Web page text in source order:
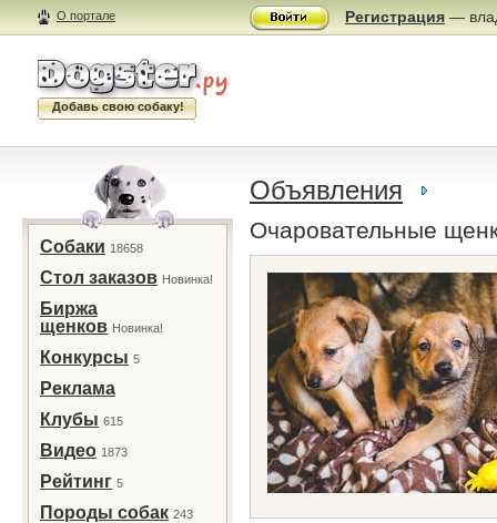
О портале Регистрация —
Добавь свою собаку!
Собаки 18658
Стол заказов Новинка!
Биржа
щенков Новинка!
Конкурсы 5
Реклама
Клубы 615
Видео 1873
Рейтинг 5
Породы собак 243
Объявления
Очаровательные